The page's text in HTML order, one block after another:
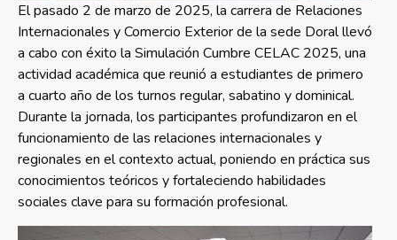
El pasado 2 de marzo de 2025, la carrera de Relaciones
Internacionales y Comercio Exterior de la sede Doral llevó
a cabo con éxito la Simulación Cumbre CELAC 2025, una
actividad académica que reunió a estudiantes de primero
a cuarto año de los turnos regular, sabatino y dominical.
Durante la jornada, los participantes profundizaron en el
funcionamiento de las relaciones internacionales y
regionales en el contexto actual, poniendo en práctica sus
conocimientos teóricos y fortaleciendo habilidades
sociales clave para su formación profesional.